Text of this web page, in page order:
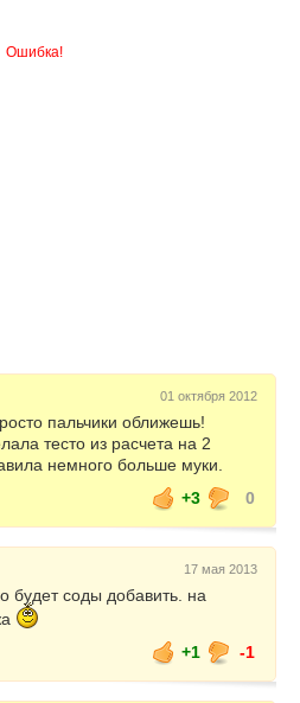
Ошибка!
01 октября 2012
пальчики оближешь!
тесто из расчета на 2
немного больше муки.
+3
0
17 мая 2013
будет соды добавить. на
+1
-1